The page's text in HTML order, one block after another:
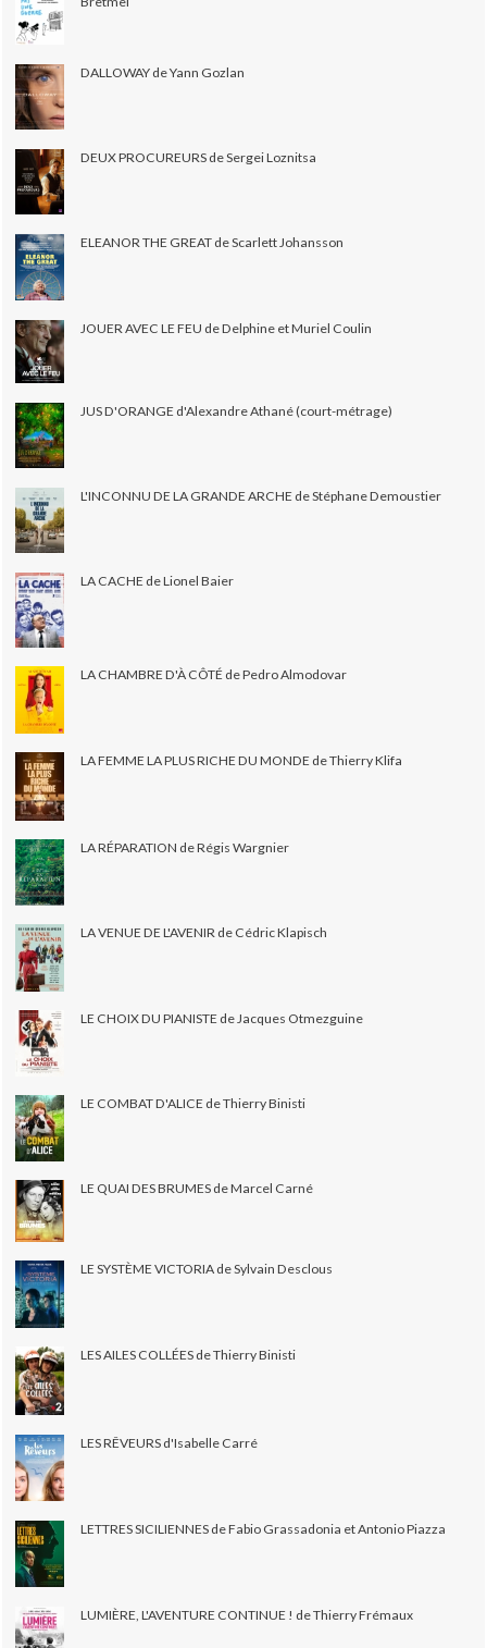
DALLOWAY de Yann Gozlan
DEUX PROCUREURS de Sergei Loznitsa
ELEANOR THE GREAT de Scarlett Johansson
JOUER AVEC LE FEU de Delphine et Muriel Coulin
JUS D'ORANGE d'Alexandre Athané (court-métrage)
L'INCONNU DE LA GRANDE ARCHE de Stéphane Demoustier
LA CACHE de Lionel Baier
LA CHAMBRE D'À CÔTÉ de Pedro Almodovar
LA FEMME LA PLUS RICHE DU MONDE de Thierry Klifa
LA RÉPARATION de Régis Wargnier
LA VENUE DE L'AVENIR de Cédric Klapisch
LE CHOIX DU PIANISTE de Jacques Otmezguine
LE COMBAT D'ALICE de Thierry Binisti
LE QUAI DES BRUMES de Marcel Carné
LE SYSTÈME VICTORIA de Sylvain Desclous
LES AILES COLLÉES de Thierry Binisti
LES RÊVEURS d'Isabelle Carré
LETTRES SICILIENNES de Fabio Grassadonia et Antonio Piazza
LUMIÈRE, L'AVENTURE CONTINUE ! de Thierry Frémaux